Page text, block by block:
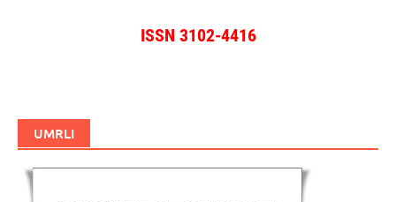
ISSN 3102-4416
UMRLI